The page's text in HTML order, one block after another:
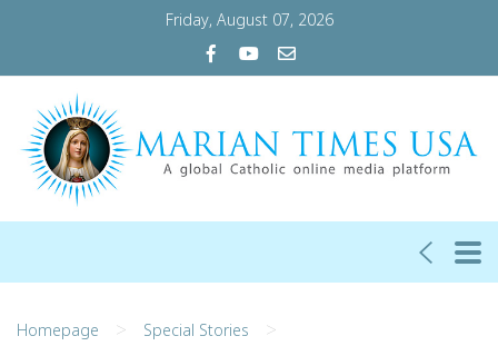
Friday, August 07, 2026
Homepage > Special Stories >